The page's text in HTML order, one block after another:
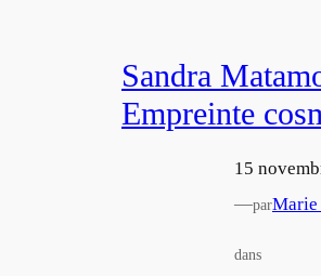
Sandra
Empreinte
15
—parMarie
dans